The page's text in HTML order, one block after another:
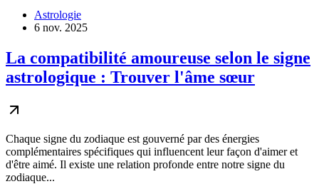
Astrologie
6 nov. 2025
La compatibilité amoureuse selon le signe
astrologique : Trouver l'âme sœur
Chaque signe du zodiaque est gouverné par des énergies
complémentaires spécifiques qui influencent leur façon d'aimer et
d'être aimé. Il existe une relation profonde entre notre signe du
zodiaque...